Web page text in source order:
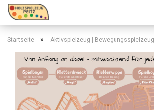
Startseite » Aktivspielzeug | Bewegungsspielzeug